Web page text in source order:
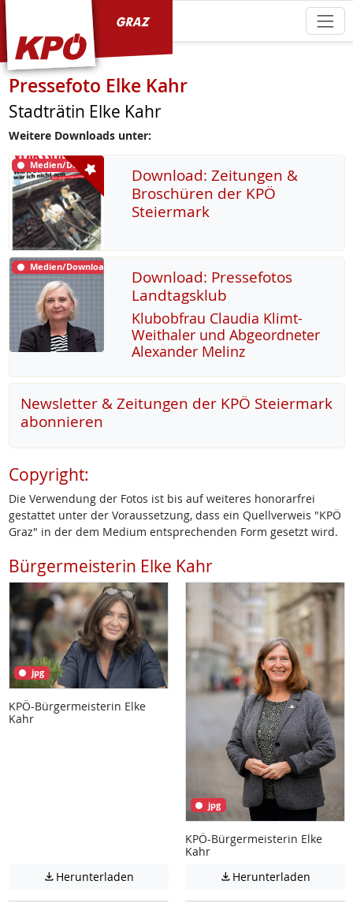
Pressefoto Elke Kahr
Stadträtin Elke Kahr
Weitere Downloads unter:
Medien/Download
Download: Zeitungen &
Broschüren der KPÖ
Steiermark
Medien/Download
Download: Pressefotos
Landtagsklub
Klu­b­ob­frau Clau­dia Klimt-
Weitha­ler und Ab­ge­ord­ne­ter
Alex­an­der Me­linz
Newsletter & Zeitungen der KPÖ Steiermark
abonnieren
Copyright:
Die Verwendung der Fotos ist bis auf weiteres honorarfrei
gestattet unter der Voraussetzung, dass ein Quellverweis "KPÖ
Graz" in der dem Medium entsprechenden Form gesetzt wird.
Bürgermeisterin Elke Kahr
jpg
KPÖ-Bürgermeisterin Elke
Kahr
 Herunterladen Achtung: Diese Datei enthält unter
jpg
KPÖ-Bürgermeisterin Elke
Kahr
 Herunterladen